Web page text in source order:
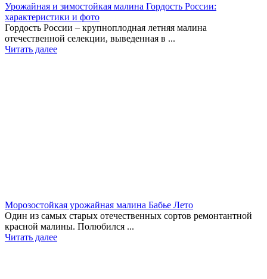
Урожайная и зимостойкая малина Гордость России:
характеристики и фото
Гордость России – крупноплодная летняя малина
отечественной селекции, выведенная в ...
Читать далее
Морозостойкая урожайная малина Бабье Лето
Один из самых старых отечественных сортов ремонтантной
красной малины. Полюбился ...
Читать далее